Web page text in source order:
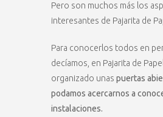
Pero son muchos más los
interesantes de Pajarita de
Para conocerlos todos en
decíamos, en Pajarita de
organizado unas puertas
podamos acercarnos a
instalaciones.